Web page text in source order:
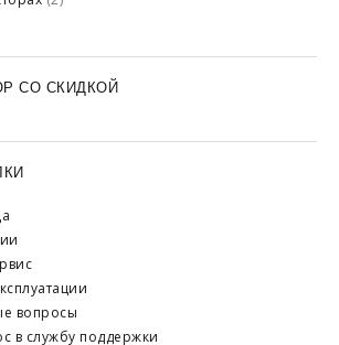
СО СКИДКОЙ
вопросы
в службу поддержки